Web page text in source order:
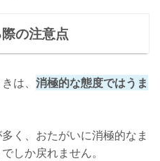
の注意点
は、 消極的な態度ではうま
く、おたがいに消極的なま
しか戻れません。